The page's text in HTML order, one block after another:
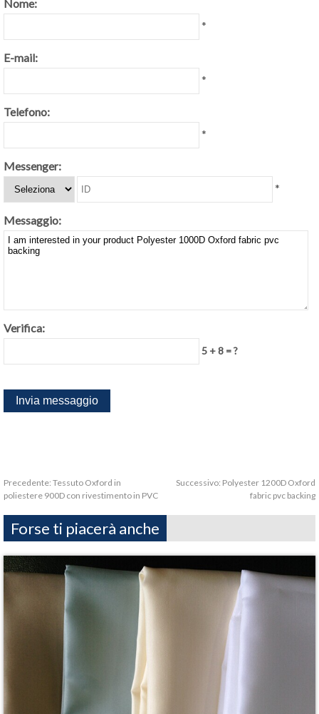
Nome:
*
E-mail:
*
Telefono:
*
Messenger:
*
Messaggio:
Verifica:
5 + 8 = ?
Precedente: Tessuto Oxford in
poliestere 900D con rivestimento in PVC
Successivo: Polyester 1200D Oxford
fabric pvc backing
Forse ti piacerà anche